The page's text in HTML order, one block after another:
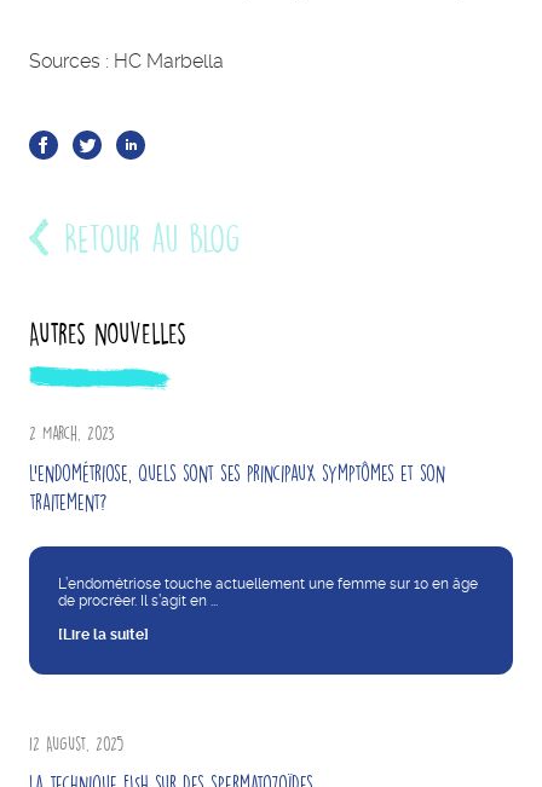
Sources : HC Marbella
Retour au blog
Autres nouvelles
2 March, 2023
L’endométriose, quels sont ses principaux symptômes et son
traitement?
L’endométriose touche actuellement une femme sur 10 en âge
de procréer. Il s’agit en ...
[Lire la suite]
12 August, 2025